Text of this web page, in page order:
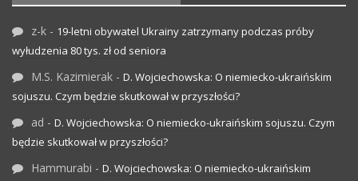
z-k - 19-letni obywatel Ukrainy zatrzymany podczas próby
wyłudzenia 80 tys. zł od seniora
M.S. Kazimierak - D. Wojciechowska: O niemiecko-ukraińskim
sojuszu. Czym będzie skutkował w przyszłości?
ad - D. Wojciechowska: O niemiecko-ukraińskim sojuszu. Czym
będzie skutkował w przyszłości?
Hammurabi - D. Wojciechowska: O niemiecko-ukraińskim